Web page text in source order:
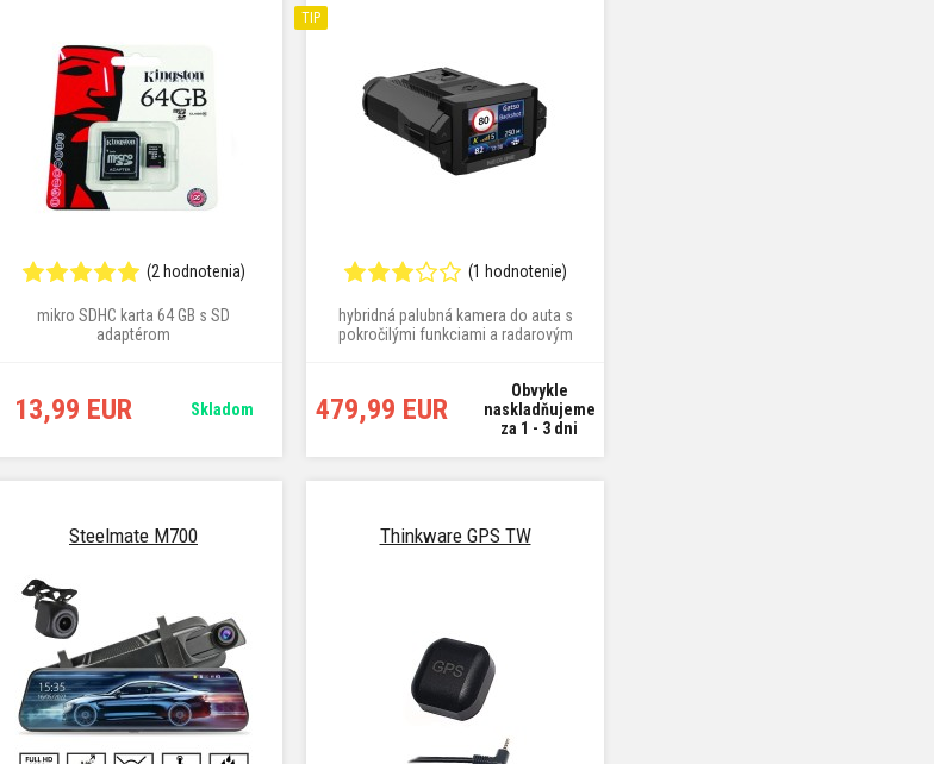
(2 hodnotenia)
mikro SDHC karta 64 GB s SD
adaptérom
13,99 EUR Skladom
TIP
(1 hodnotenie)
hybridná palubná kamera do auta s
pokročilými funkciami a radarovým
479,99 EUR
Obvykle
naskladňujeme
za 1 - 3 dni
Steelmate M700 Thinkware GPS TW